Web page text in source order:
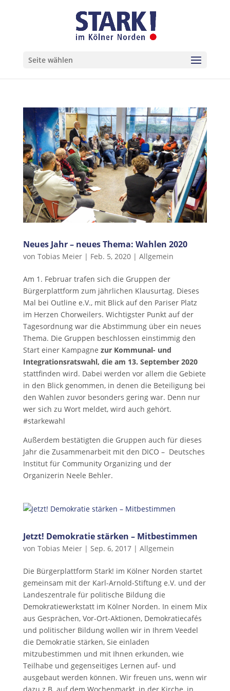
Seite wählen
Neues Jahr – neues Thema: Wahlen 2020
von Tobias Meier| Feb. 5, 2020| Allgemein
Am 1. Februar trafen sich die Gruppen der
Bürgerplattform zum jährlichen Klausurtag. Dieses
Mal bei Outline e.V., mit Blick auf den Pariser Platz
im Herzen Chorweilers. Wichtigster Punkt auf der
Tagesordnung war die Abstimmung über ein neues
Thema. Die Gruppen beschlossen einstimmig den
Start einer Kampagne zur Kommunal- und
Integrationsratswahl, die am 13. September 2020
stattfinden wird. Dabei werden vor allem die Gebiete
in den Blick genommen, in denen die Beteiligung bei
den Wahlen zuvor besonders gering war. Denn nur
wer sich zu Wort meldet, wird auch gehört.
#starkewahl
Außerdem bestätigten die Gruppen auch für dieses
Jahr die Zusammenarbeit mit den DICO – Deutsches
Institut für Community Organizing und der
Organizerin Neele Behler.
Jetzt! Demokratie stärken – Mitbestimmen
von Tobias Meier| Sep. 6, 2017| Allgemein
Die Bürgerplattform Stark! im Kölner Norden startet
gemeinsam mit der Karl-Arnold-Stiftung e.V. und der
Landeszentrale für politische Bildung die
Demokratiewerkstatt im Kölner Norden. In einem Mix
aus Gesprächen, Vor-Ort-Aktionen, Demokratiecafés
und politischer Bildung wollen wir in Ihrem Veedel
die Demokratie stärken, Sie einladen
mitzubestimmen und mit Ihnen erkunden, wie
Teilhabe und gegenseitiges Lernen auf- und
ausgebaut werden können. Wir freuen uns, wenn wir